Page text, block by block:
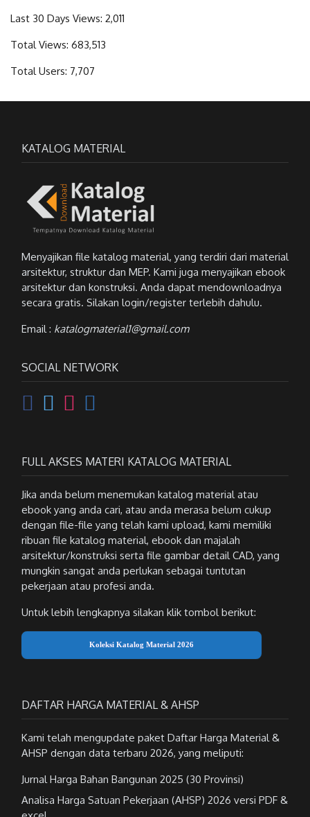
Last 30 Days Views: 2,011
Total Views: 683,513
Total Users: 7,707
KATALOG MATERIAL
Menyajikan file katalog material, yang terdiri dari material
arsitektur, struktur dan MEP. Kami juga menyajikan ebook
arsitektur dan konstruksi. Anda dapat mendownloadnya
secara gratis. Silakan login/register terlebih dahulu.
Email : katalogmaterial1@gmail.com
SOCIAL NETWORK
FULL AKSES MATERI KATALOG MATERIAL
Jika anda belum menemukan katalog material atau
ebook yang anda cari, atau anda merasa belum cukup
dengan file-file yang telah kami upload, kami memiliki
ribuan file katalog material, ebook dan majalah
arsitektur/konstruksi serta file gambar detail CAD, yang
mungkin sangat anda perlukan sebagai tuntutan
pekerjaan atau profesi anda.
Untuk lebih lengkapnya silakan klik tombol berikut:
Koleksi Katalog Material 2026
DAFTAR HARGA MATERIAL & AHSP
Kami telah mengupdate paket Daftar Harga Material &
AHSP dengan data terbaru 2026, yang meliputi:
Jurnal Harga Bahan Bangunan 2025 (30 Provinsi)
Analisa Harga Satuan Pekerjaan (AHSP) 2026 versi PDF &